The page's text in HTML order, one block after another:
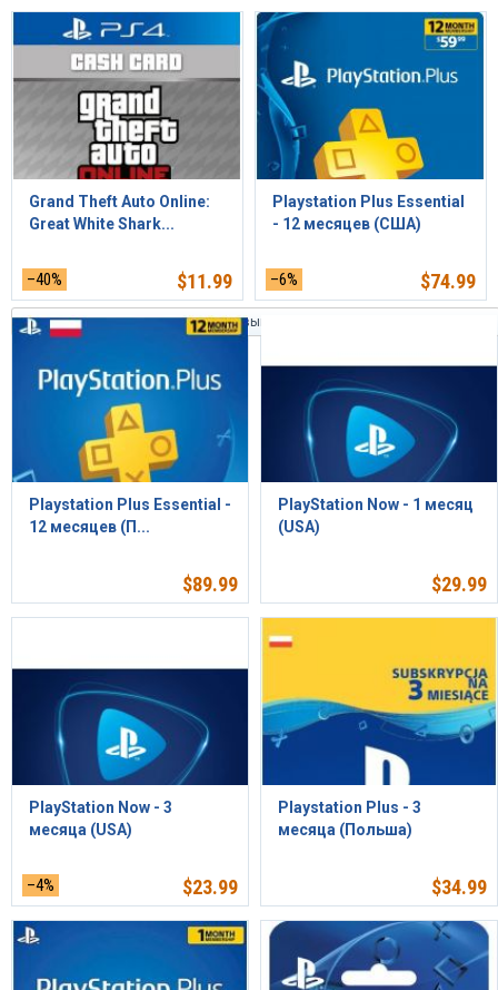
Grand Theft Auto Online:
Great White Shark...
–40% $11.99
Playstation Plus Essential
- 12 месяцев (США)
–6% $74.99
Сортировать по времени: новинки выше
Playstation Plus Essential -
12 месяцев (П...
$89.99
PlayStation Now - 1 месяц
(USA)
$29.99
PlayStation Now - 3
месяца (USA)
–4% $23.99
Playstation Plus - 3
месяца (Польша)
$34.99